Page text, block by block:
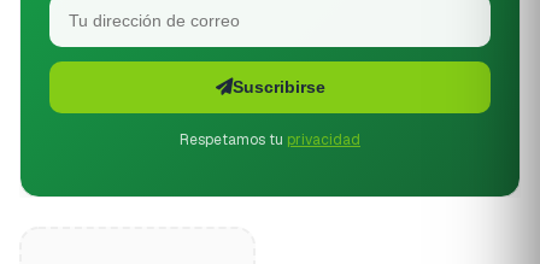
Suscribirse
Respetamos tu privacidad